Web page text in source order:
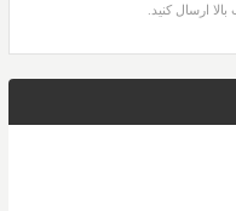
ارسال کنید.